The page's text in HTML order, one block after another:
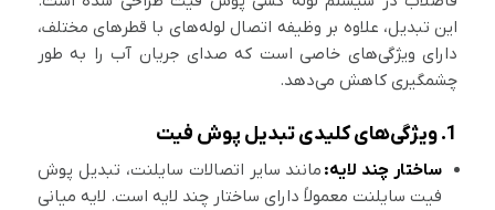
این تبدیل، علاوه بر وظیفه اتصال لوله‌های با قطرهای مختلف،
دارای ویژگی‌های خاصی است که صدای جریان آب را به طور
چشمگیری کاهش می‌دهد.
1. ویژگی‌های کلیدی تبدیل پوش فیت
ساختار چند لایه: مانند سایر اتصالات سایلنت، تبدیل پوش
فیت سایلنت معمولاً دارای ساختار چند لایه است. لایه میانی